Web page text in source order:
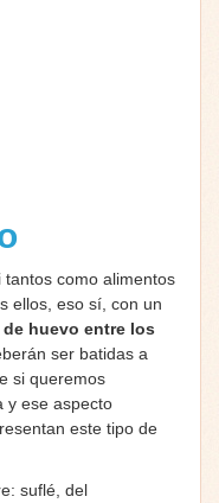
tantos como alimentos
ellos, eso sí, con un
de huevo entre los
ser batidas a
si queremos
y ese aspecto
este tipo de
suflé, del